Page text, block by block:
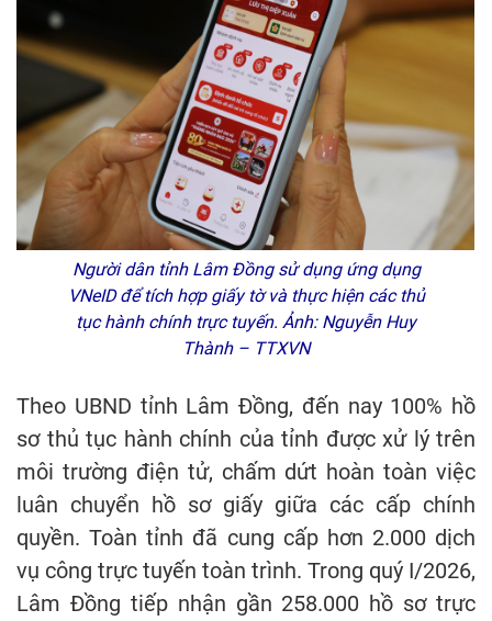
Người dân tỉnh Lâm Đồng sử dụng ứng dụng
VNeID để tích hợp giấy tờ và thực hiện các thủ
tục hành chính trực tuyến. Ảnh: Nguyễn Huy
Thành – TTXVN
Theo UBND tỉnh Lâm Đồng, đến nay 100% hồ
sơ thủ tục hành chính của tỉnh được xử lý trên
môi trường điện tử, chấm dứt hoàn toàn việc
luân chuyển hồ sơ giấy giữa các cấp chính
quyền. Toàn tỉnh đã cung cấp hơn 2.000 dịch
vụ công trực tuyến toàn trình. Trong quý I/2026,
Lâm Đồng tiếp nhận gần 258.000 hồ sơ trực